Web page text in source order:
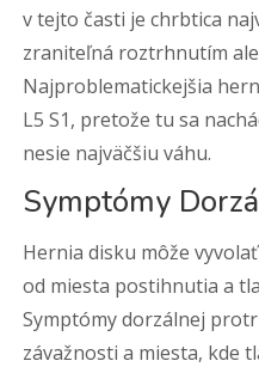
v tejto časti je chrbtica
zraniteľná roztrhnutím
Najproblematickejšia
L5 S1, pretože tu sa
nesie najväčšiu váhu.
Symptómy
Hernia disku môže
od miesta postihnutia a
Symptómy dorzálnej
závažnosti a miesta, kde